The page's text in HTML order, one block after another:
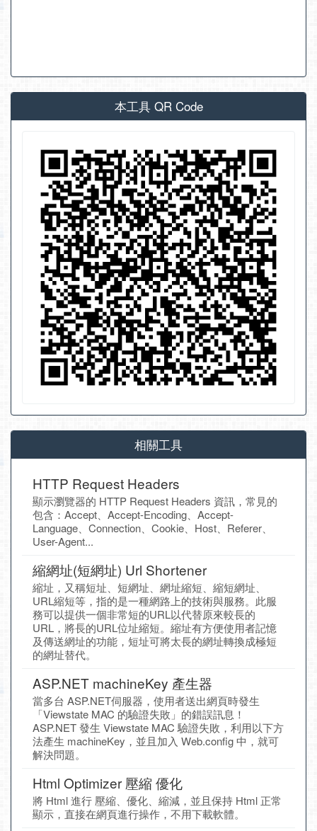
本工具 QR Code
相關工具
HTTP Request Headers
顯示瀏覽器的 HTTP Request Headers 資訊，常見的
包含：Accept、Accept-Encoding、Accept-
Language、Connection、Cookie、Host、Referer、
User-Agent...
縮網址(短網址) Url Shortener
縮址，又稱短址、短網址、網址縮短、縮短網址、
URL縮短等，指的是一種網路上的技術與服務。此服
務可以提供一個非常短的URL以代替原來較長的
URL，將長的URL位址縮短。縮址有方便使用者記憶
及傳送網址的功能，短址可將太長的網址轉換成極短
的網址替代。
ASP.NET machineKey 產生器
當多台 ASP.NET伺服器，使用者送出網頁時發生
「Viewstate MAC 的驗證失敗」的錯誤訊息！
ASP.NET 發生 Viewstate MAC 驗證失敗，利用以下方
法產生 machineKey，並且加入 Web.config 中，就可
解決問題。
Html Optimizer 壓縮 優化
將 Html 進行 壓縮、優化、縮減，並且保持 Html 正常
顯示，直接在網頁進行操作，不用下載軟體。